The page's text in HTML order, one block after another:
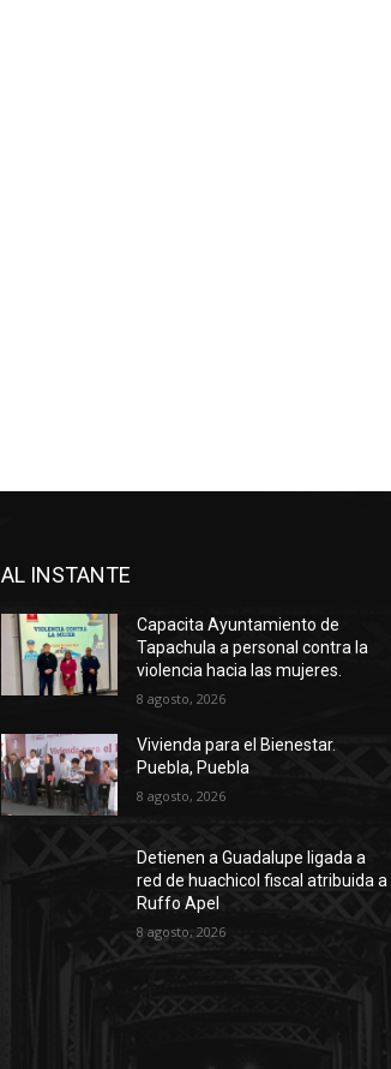
AL INSTANTE
Capacita Ayuntamiento de
Tapachula a personal contra la
violencia hacia las mujeres.
8 agosto, 2026
Vivienda para el Bienestar.
Puebla, Puebla
8 agosto, 2026
Detienen a Guadalupe ligada a
red de huachicol fiscal atribuida a
Ruffo Apel
8 agosto, 2026